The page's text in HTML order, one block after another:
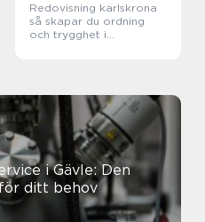
Redovisning karlskrona
så skapar du ordning
och trygghet i
i Gävle: Den
ditt behov